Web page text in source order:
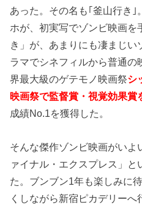
あった。その名も｢釜山行き
ホが、初実写でゾンビ映画を
き」が、あまりにも凄まじい
ラマでシネフィルから普通の
界最大級のゲテモノ映画祭シ
映画祭で監督賞・視覚効果賞
成績No.1を獲得した。
そんな傑作ゾンビ映画がい
ァイナル・エクスプレス」と
た。ブンブン1年も楽しみに
くしながら新宿ピカデリーへ